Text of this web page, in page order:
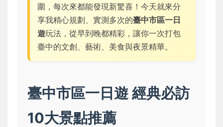
圍，每次來都能發現新驚喜！今天就來分
享我精心規劃、實測多次的臺中市區一日
遊玩法，從早到晚都精彩，讓你一次打包
臺中的文創、藝術、美食與夜景精華。
臺中市區一日遊 經典必訪
10大景點推薦